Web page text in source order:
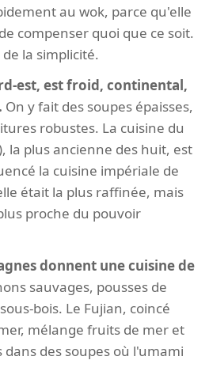
au wok, parce qu'elle
compenser quoi que ce soit.
la simplicité.
est, est froid, continental,
On y fait des soupes épaisses,
robustes. La cuisine du
la plus ancienne des huit, est
la cuisine impériale de
était la plus raffinée, mais
proche du pouvoir
donnent une cuisine de
sauvages, pousses de
bois. Le Fujian, coincé
mélange fruits de mer et
des soupes où l'umami